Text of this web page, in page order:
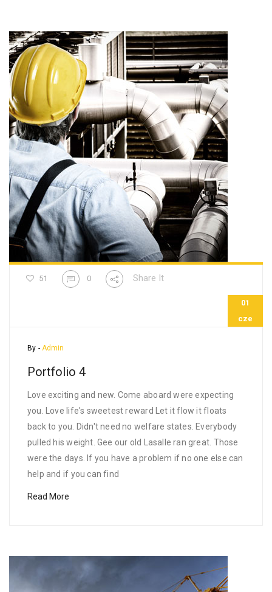
51 0 Share It
01
cze
By - Admin
Portfolio 4
Love exciting and new. Come aboard were expecting
you. Love life's sweetest reward Let it flow it floats
back to you. Didn't need no welfare states. Everybody
pulled his weight. Gee our old Lasalle ran great. Those
were the days. If you have a problem if no one else can
help and if you can find
Read More